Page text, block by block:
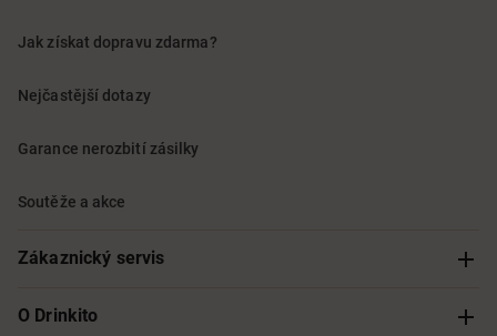
Jak získat dopravu zdarma?
Nejčastější dotazy
Garance nerozbití zásilky
Soutěže a akce
Zákaznický servis
Sledování objednávky
O Drinkito